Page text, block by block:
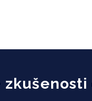
zkušenosti